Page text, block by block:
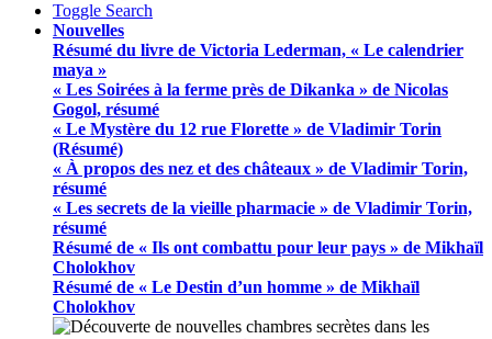
Toggle Search
Nouvelles
Résumé du livre de Victoria Lederman, « Le calendrier
maya »
« Les Soirées à la ferme près de Dikanka » de Nicolas
Gogol, résumé
« Le Mystère du 12 rue Florette » de Vladimir Torin
(Résumé)
« À propos des nez et des châteaux » de Vladimir Torin,
résumé
« Les secrets de la vieille pharmacie » de Vladimir Torin,
résumé
Résumé de « Ils ont combattu pour leur pays » de Mikhaïl
Cholokhov
Résumé de « Le Destin d’un homme » de Mikhaïl
Cholokhov